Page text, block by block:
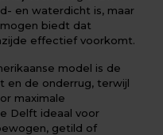
en waterdicht is, maar
biedt dat
effectief voorkomt.
model is de
en de onderrug, terwijl
maximale
Delft ideaal voor
getild of